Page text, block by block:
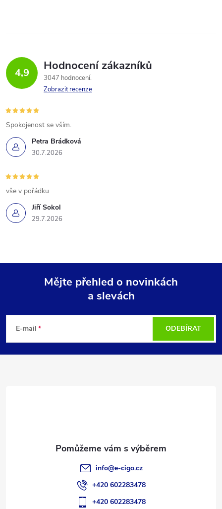
4,9 Hodnocení zákazníků
3047 hodnocení
Zobrazit recenze
Petra Brádková
30.7.2026
Spokojenost se vším.
Jiří Sokol
29.7.2026
vše v pořádku
p
Mějte přehled o novinkách
a slevách
E-mail ODEBÍRAT
info@e-cigo.cz
+420 602283478
+420 602283478